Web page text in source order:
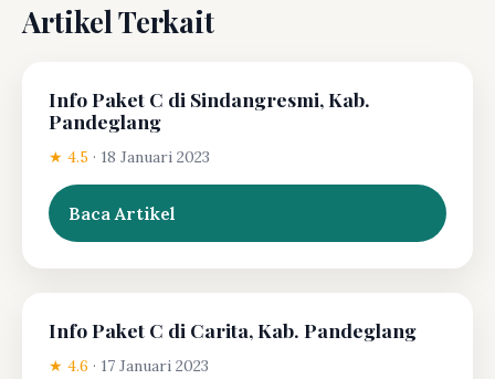
Artikel Terkait
Info Paket C di Sindangresmi, Kab.
Pandeglang
★ 4.5 · 18 Januari 2023
Baca Artikel
Info Paket C di Carita, Kab. Pandeglang
★ 4.6 · 17 Januari 2023